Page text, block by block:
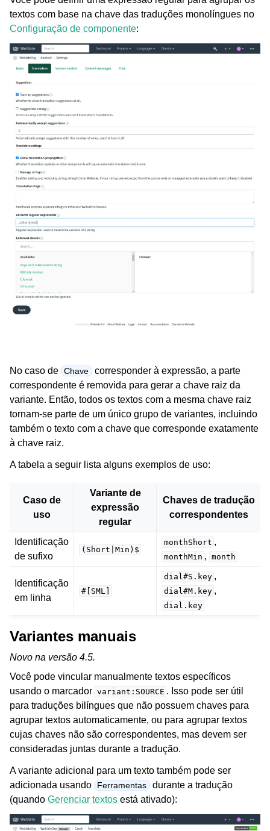
textos com base na chave das traduções monolíngues no
Configuração de componente:
No caso de Chave corresponder à expressão, a parte
correspondente é removida para gerar a chave raiz da
variante. Então, todos os textos com a mesma chave raiz
tornam-se parte de um único grupo de variantes, incluindo
também o texto com a chave que corresponde exatamente
à chave raiz.
A tabela a seguir lista alguns exemplos de uso:
Caso de
uso
Variante de
expressão
regular
Chaves de tradução
correspondentes
Identificação
de sufixo
(Short|Min)$
monthShort ,
monthMin , month
Identificação
em linha
#[SML]
dial#S.key ,
dial#M.key ,
dial.key
Variantes manuais
Novo na versão 4.5.
Você pode vincular manualmente textos específicos
usando o marcador variant:SOURCE . Isso pode ser útil
para traduções bilíngues que não possuem chaves para
agrupar textos automaticamente, ou para agrupar textos
cujas chaves não são correspondentes, mas devem ser
consideradas juntas durante a tradução.
A variante adicional para um texto também pode ser
adicionada usando
Ferramentas durante a tradução
(quando Gerenciar textos está ativado):